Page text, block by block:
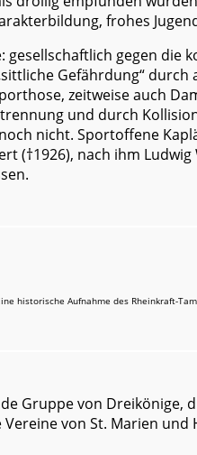
frohes
gesellschaftlich gegen
Gefährdung“
zeitweise auch
und durch
nicht. Sportoffene
(†1926), nach ihm
historische Aufnahme des Rheinkraft-
Gruppe von Dreikönige,
von St. Marien